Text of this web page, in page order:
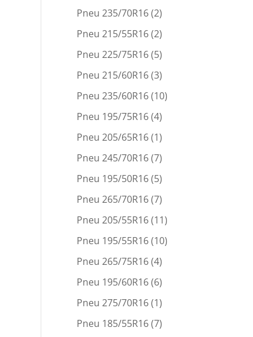
Pneu 235/70R16(2)
Pneu 215/55R16(2)
Pneu 225/75R16(5)
Pneu 215/60R16(3)
Pneu 235/60R16(10)
Pneu 195/75R16(4)
Pneu 205/65R16(1)
Pneu 245/70R16(7)
Pneu 195/50R16(5)
Pneu 265/70R16(7)
Pneu 205/55R16(11)
Pneu 195/55R16(10)
Pneu 265/75R16(4)
Pneu 195/60R16(6)
Pneu 275/70R16(1)
Pneu 185/55R16(7)